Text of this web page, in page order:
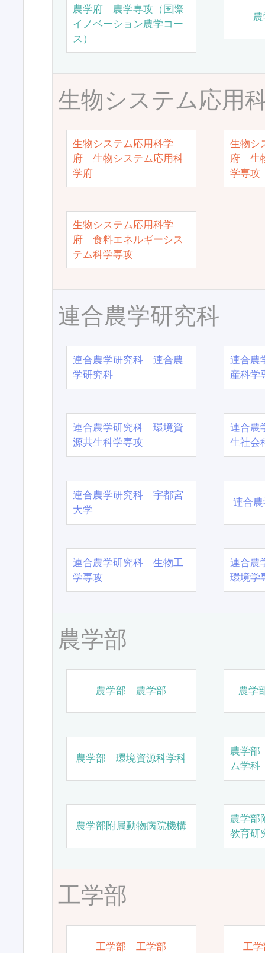
農学府 農学専攻（国際
イノベーション農学コー
ス）
生物システム応用
生物システム応用科学
府 生物システム応用科
学府
生物シ
府 生
学専攻
生物システム応用科学
府 食料エネルギーシス
テム科学専攻
連合農学研究科
連合農学研究科 連合農
学研究科
連合農
産科学
連合農学研究科 環境資
源共生科学専攻
連合農
生社会
連合農学研究科 宇都宮
大学
連合
連合農学研究科 生物工
学専攻
連合農
環境学
農学部
農学部 農学部 農学
農学部 環境資源科学科
農学
ム学科
農学部附属動物病院機構
農学部
教育研
工学部
工学部 工学部 工